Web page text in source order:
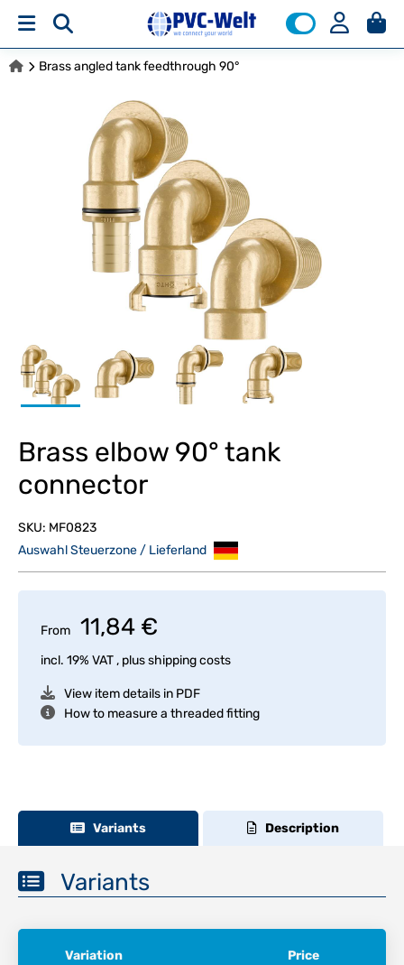
Brass angled tank feedthrough 90°
Brass elbow 90° tank
connector
SKU: MF0823
Auswahl Steuerzone / Lieferland
From 11,84 €
incl. 19% VAT , plusshipping costs
View item details in PDF
How to measure a threaded fitting
Variants Description
Variants
Variation Price